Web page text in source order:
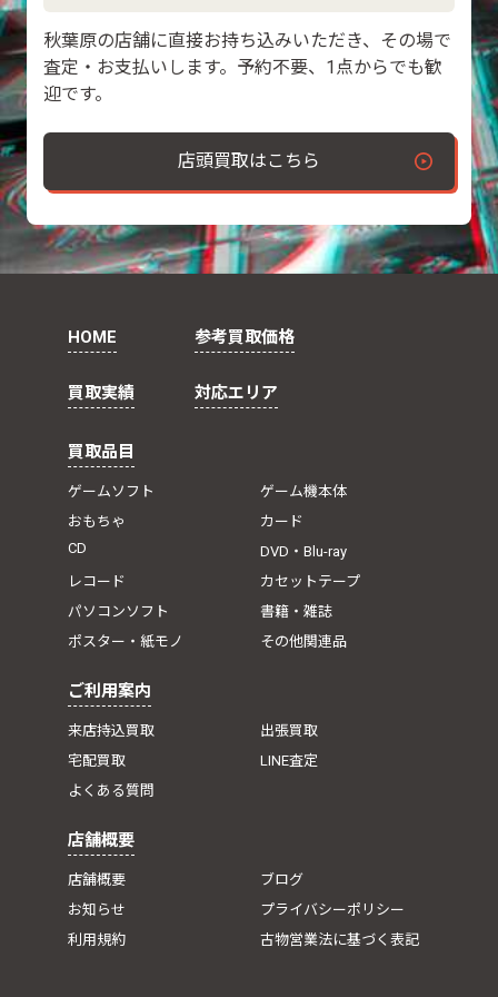
秋葉原の店舗に直接お持ち込みいただき、その場で
査定・お支払いします。予約不要、1点からでも歓
迎です。
店頭買取はこちら
HOME 参考買取価格
買取実績 対応エリア
買取品目
ゲームソフト
ゲーム機本体
おもちゃ
カード
CD
DVD・Blu-ray
レコード
カセットテープ
パソコンソフト
書籍・雑誌
ポスター・紙モノ
その他関連品
ご利用案内
来店持込買取
出張買取
宅配買取
LINE査定
よくある質問
店舗概要
店舗概要
ブログ
お知らせ
プライバシーポリシー
利用規約
古物営業法に基づく表記